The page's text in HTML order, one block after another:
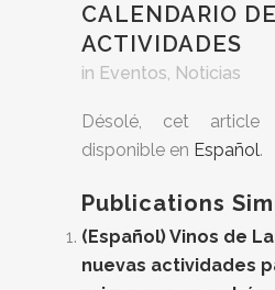
CALENDARIO DE
ACTIVIDADES
in Eventos, Noticias
Désolé, cet article
disponible en Español.
Publications
(Español) Vinos de
nuevas actividades